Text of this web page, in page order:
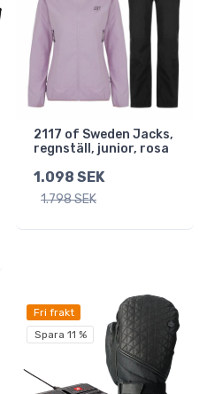
2117 of Sweden Jacks,
regnställ, junior, rosa
1.098 SEK
1.798 SEK
Fri frakt
Spara 11 %